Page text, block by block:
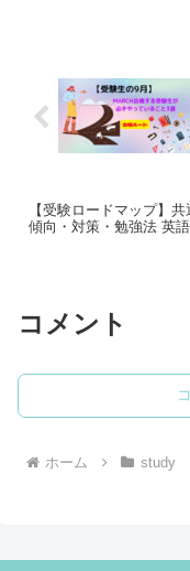
【受験ロードマップ】
傾向・対策・勉強法 英
コメント
ホーム study